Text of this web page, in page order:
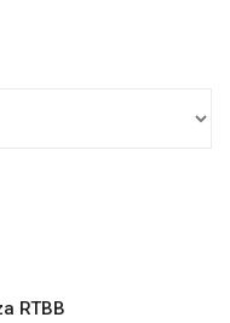
RTBB